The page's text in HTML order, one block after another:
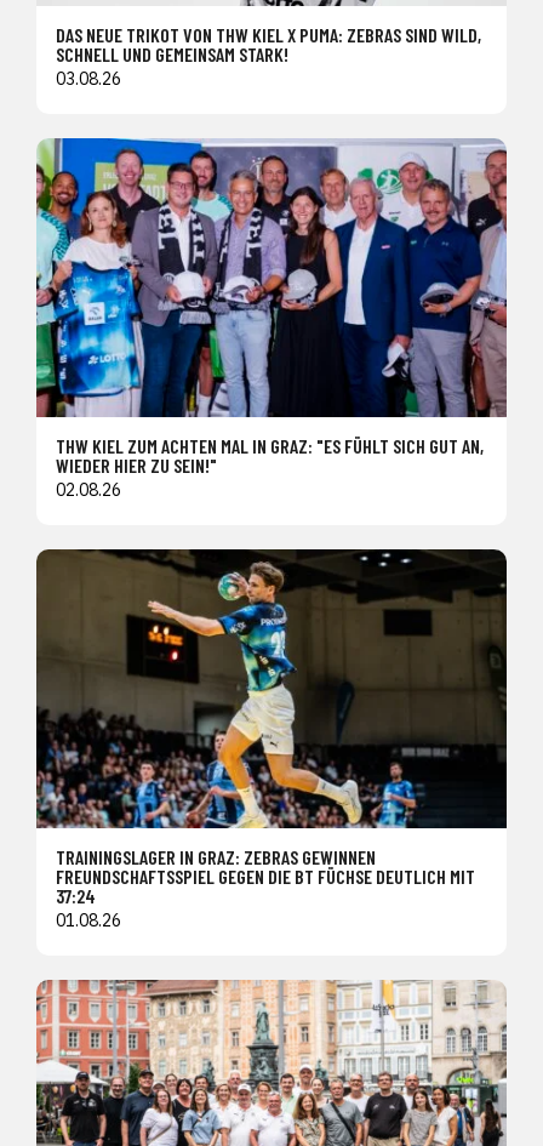
DAS NEUE TRIKOT VON THW KIEL X PUMA: ZEBRAS SIND WILD,
SCHNELL UND GEMEINSAM STARK!
03.08.26
THW KIEL ZUM ACHTEN MAL IN GRAZ: "ES FÜHLT SICH GUT AN,
WIEDER HIER ZU SEIN!"
02.08.26
TRAININGSLAGER IN GRAZ: ZEBRAS GEWINNEN
FREUNDSCHAFTSSPIEL GEGEN DIE BT FÜCHSE DEUTLICH MIT
37:24
01.08.26